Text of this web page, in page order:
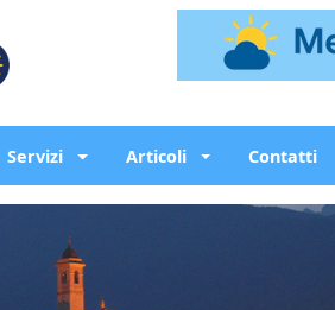
Servizi Articoli Contatti